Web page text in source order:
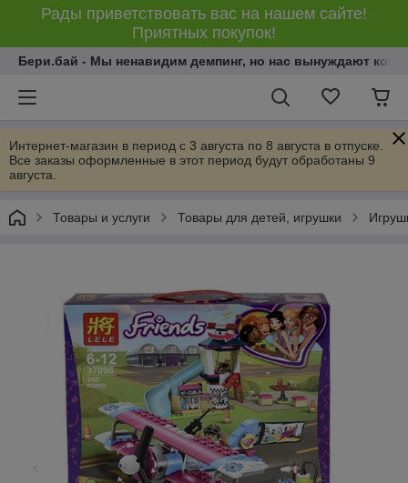
Рады приветствовать вас на нашем сайте!
Приятных покупок!
Бери.бай - Мы ненавидим демпинг, но нас вынуждают
Интернет-магазин в период с 3 августа по 8 августа в отпуске.
Все заказы оформленные в этот период будут обработаны 9
августа.
Товары и услуги Товары для детей, игрушки